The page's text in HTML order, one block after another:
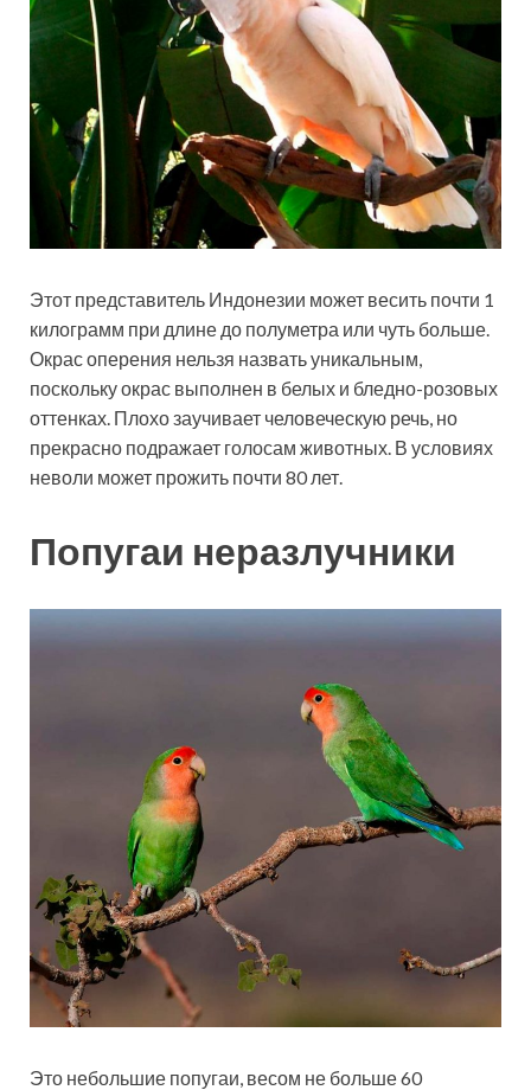
Этот представитель Индонезии может весить почти 1
килограмм при длине до полуметра или чуть больше.
Окрас оперения нельзя назвать уникальным,
поскольку окрас выполнен в белых и бледно-розовых
оттенках. Плохо заучивает человеческую речь, но
прекрасно подражает голосам животных. В условиях
неволи может прожить почти 80 лет.
Попугаи неразлучники
Это небольшие попугаи, весом не больше 60